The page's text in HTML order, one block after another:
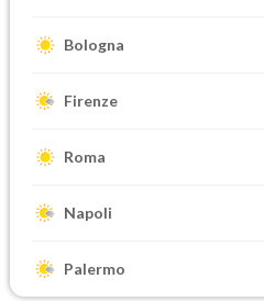
Bologna
Firenze
Roma
Napoli
Palermo